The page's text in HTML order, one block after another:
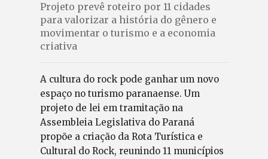
Projeto prevê roteiro por 11 cidades
para valorizar a história do gênero e
movimentar o turismo e a economia
criativa
A cultura do rock pode ganhar um novo
espaço no turismo paranaense. Um
projeto de lei em tramitação na
Assembleia Legislativa do Paraná
propõe a criação da Rota Turística e
Cultural do Rock, reunindo 11 municípios